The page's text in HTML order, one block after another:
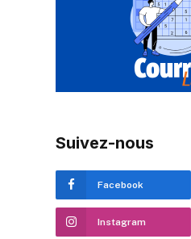
Suivez-nous
Facebook
Instagram